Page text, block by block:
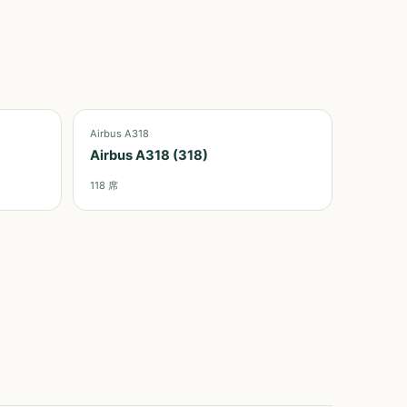
Airbus A318
Airbus A318 (318)
118 席